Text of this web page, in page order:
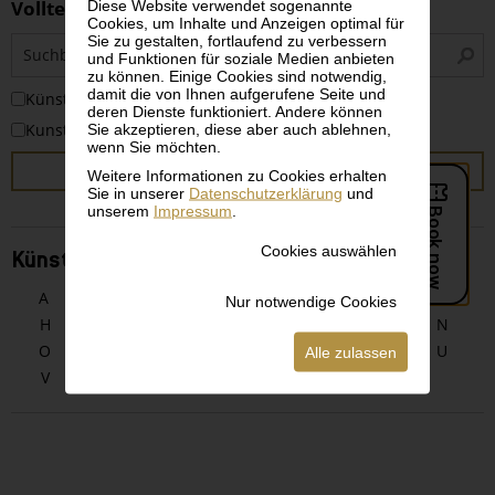
Diese Website verwendet sogenannte
Cookies, um Inhalte und Anzeigen optimal für
Sie zu gestalten, fortlaufend zu verbessern
und Funktionen für soziale Medien anbieten
zu können. Einige Cookies sind notwendig,
damit die von Ihnen aufgerufene Seite und
deren Dienste funktioniert. Andere können
Sie akzeptieren, diese aber auch ablehnen,
wenn Sie möchten.
Weitere Informationen zu Cookies erhalten
Sie in unserer Datenschutzerklärung und
unserem Impressum
Cookies auswählen
Nur notwendige Cookies
Alle zulassen
Volltextsuche
KünstlerInnen
Kunstwerke
SUCHEN
KünstlerInnen alphabetisch
A D E F
G
H
N
O
S T
U
V
Z